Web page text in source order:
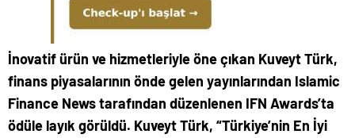
İnovatif ürün ve hizmetleriyle öne çıkan Kuveyt Türk,
finans piyasalarının önde gelen yayınlarından Islamic
Finance News tarafından düzenlenen IFN Awards’ta
ödüle layık görüldü. Kuveyt Türk, “Türkiye’nin En İyi